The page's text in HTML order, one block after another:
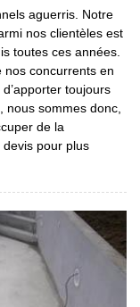
aguerris. Notre
nos clientèles est
toutes ces années.
nos concurrents en
toujours
sommes donc,
de la
pour plus